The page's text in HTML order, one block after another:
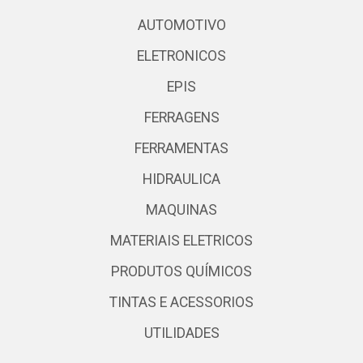
AUTOMOTIVO
ELETRONICOS
EPIS
FERRAGENS
FERRAMENTAS
HIDRAULICA
MAQUINAS
MATERIAIS ELETRICOS
PRODUTOS QUÍMICOS
TINTAS E ACESSORIOS
UTILIDADES